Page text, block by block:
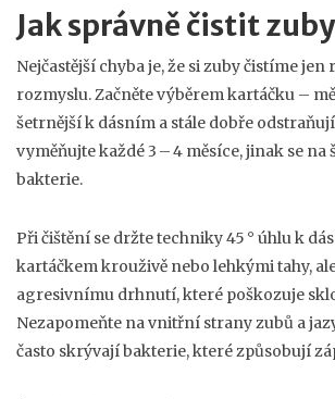
Jak správně čistit zuby
Nejčastější chyba je, že si zuby čistíme jen
rozmyslu. Začněte výběrem kartáčku –
šetrnější k dásním a stále dobře
vyměňujte každé 3 – 4 měsíce, jinak se na
bakterie.
Při čištění se držte techniky 45 ° úhlu k
kartáčkem krouživě nebo lehkými tahy,
agresivnímu drhnutí, které poškozuje
Nezapomeňte na vnitřní strany zubů a
často skrývají bakterie, které způsobují